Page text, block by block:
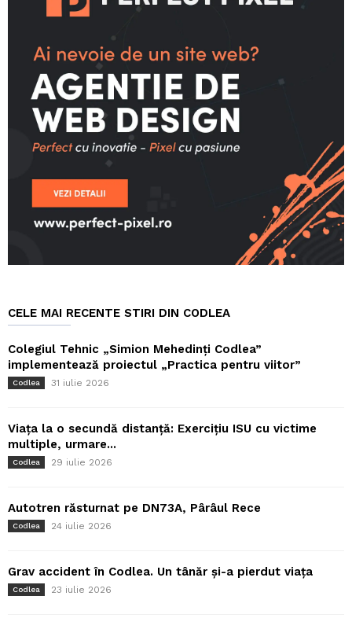
CELE MAI RECENTE STIRI DIN CODLEA
Colegiul Tehnic „Simion Mehedinți Codlea”
implementează proiectul „Practica pentru viitor”
Codlea 31 iulie 2026
Viața la o secundă distanță: Exercițiu ISU cu victime
multiple, urmare...
Codlea 29 iulie 2026
Autotren răsturnat pe DN73A, Pârâul Rece
Codlea 24 iulie 2026
Grav accident în Codlea. Un tânăr și-a pierdut viața
Codlea 23 iulie 2026